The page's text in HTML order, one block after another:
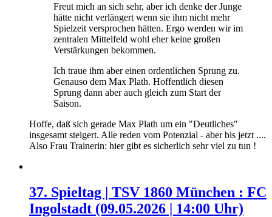
Freut mich an sich sehr, aber ich denke der Junge
hätte nicht verlängert wenn sie ihm nicht mehr
Spielzeit versprochen hätten. Ergo werden wir im
zentralen Mittelfeld wohl eher keine großen
Verstärkungen bekommen.
Ich traue ihm aber einen ordentlichen Sprung zu.
Genauso dem Max Plath. Hoffentlich diesen
Sprung dann aber auch gleich zum Start der
Saison.
Hoffe, daß sich gerade Max Plath um ein "Deutliches"
insgesamt steigert. Alle reden vom Potenzial - aber bis jetzt ....
Also Frau Trainerin: hier gibt es sicherlich sehr viel zu tun !
37. Spieltag | TSV 1860 München : FC
Ingolstadt (09.05.2026 | 14:00 Uhr)